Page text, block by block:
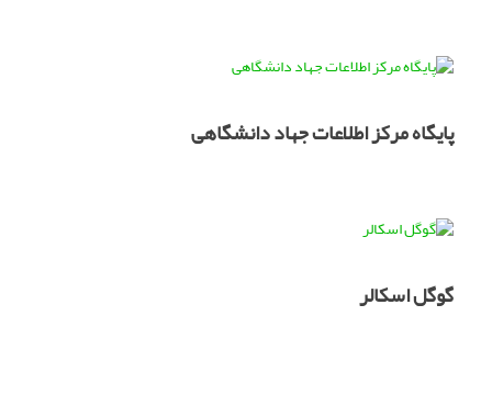
پایگاه مرکز اطلاعات جهاد دانشگاهی
گوگل اسکالر